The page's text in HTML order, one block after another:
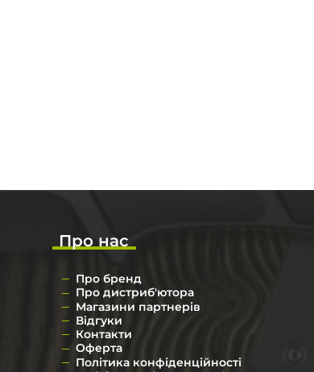
Про нас
Про бренд
Про дистриб'ютора
Магазини партнерів
Відгуки
Контакти
Оферта
Політика конфіденційності